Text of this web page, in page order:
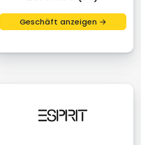
Geschäft anzeigen →